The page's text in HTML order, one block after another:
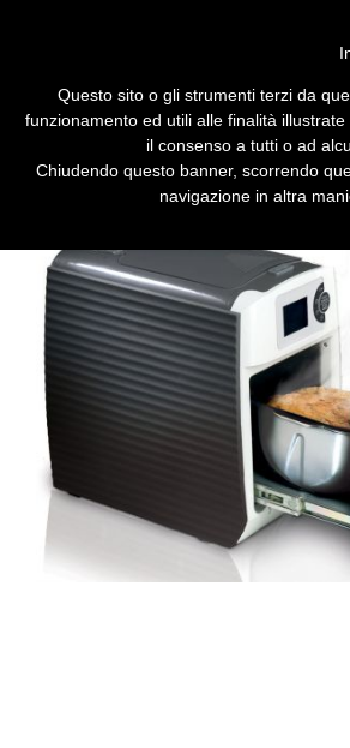
capsule predosate
Preparare il pane in casa
semplicissimo, ma anche
Questo sito o gli strumenti terzi da
funzionamento ed utili alle finalità
il consenso a tutti o ad
Chiudendo questo banner, scorrendo
navigazione in altra